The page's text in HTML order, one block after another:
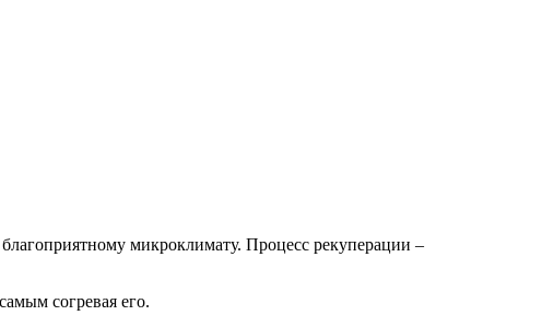
микроклимату. Процесс рекуперации –
согревая его.